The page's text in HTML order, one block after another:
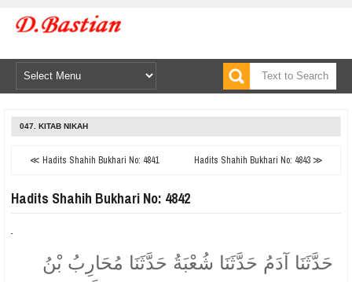
047. KITAB NIKAH
≪ Hadits Shahih Bukhari No: 4841 Hadits Shahih Bukhari No: 4843 ≫
Hadits Shahih Bukhari No: 4842
حَدَّثَنَا آدَمُ حَدَّثَنَا شُعْبَةُ حَدَّثَنَا مُحَارِبُ بْنُ